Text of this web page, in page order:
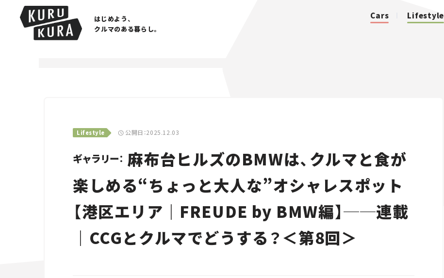
はじめよう、
クルマのある暮らし。
Cars Lifestyle
Lifestyle 公開日：2025.12.03
ギャラリー： 麻布台ヒルズのBMWは、クルマと食が
楽しめる“ちょっと大人な”オシャレスポット
【港区エリア｜FREUDE by BMW編】──連載
｜CCGとクルマでどうする？＜第8回＞
Traffic
Special
Series